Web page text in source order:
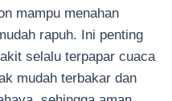
mampu menahan
rapuh. Ini penting
selalu terpapar cuaca
mudah terbakar dan